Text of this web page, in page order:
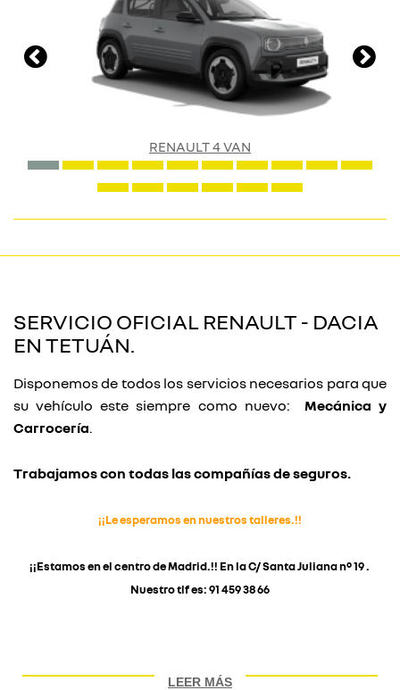
RENAULT 4 VAN
SERVICIO OFICIAL RENAULT - DACIA
EN TETUÁN.
Disponemos de todos los servicios necesarios para que
su vehículo este siempre como nuevo:
Mecánica y
Carrocería.
Trabajamos con todas las compañías de seguros.
¡¡Le esperamos en nuestros talleres.!!
¡¡Estamos en el centro de Madrid.!! En la C/ Santa Juliana nº 19 .
Nuestro tlf es: 91 459 38 66
LEER MÁS